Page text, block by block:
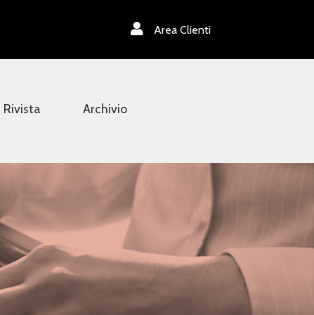
Area Clienti
Rivista Archivio